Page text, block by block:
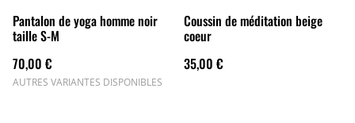
Pantalon de yoga homme noir
taille S-M
70,00 €
AUTRES VARIANTES DISPONIBLES
Coussin de méditation beige
coeur
35,00 €